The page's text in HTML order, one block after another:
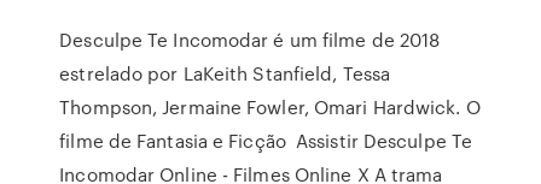
Desculpe Te Incomodar é um filme de 2018
estrelado por LaKeith Stanfield, Tessa
Thompson, Jermaine Fowler, Omari Hardwick. O
filme de Fantasia e Ficção Assistir Desculpe Te
Incomodar Online - Filmes Online X A trama